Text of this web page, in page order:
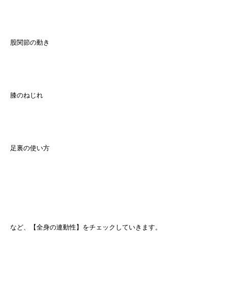
股関節の動き
膝のねじれ
足裏の使い方
など、【全身の連動性】をチェックしていきます。